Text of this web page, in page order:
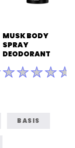
MUSK BODY
SPRAY
DEODORANT
Geen
BASIS